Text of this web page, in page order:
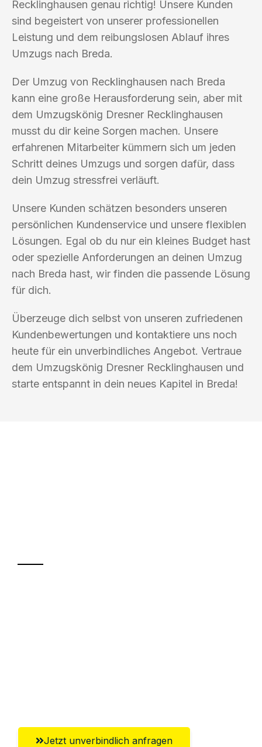
Recklinghausen genau richtig! Unsere Kunden
sind begeistert von unserer professionellen
Leistung und dem reibungslosen Ablauf ihres
Umzugs nach Breda.
Der Umzug von Recklinghausen nach Breda
kann eine große Herausforderung sein, aber mit
dem Umzugskönig Dresner Recklinghausen
musst du dir keine Sorgen machen. Unsere
erfahrenen Mitarbeiter kümmern sich um jeden
Schritt deines Umzugs und sorgen dafür, dass
dein Umzug stressfrei verläuft.
Unsere Kunden schätzen besonders unseren
persönlichen Kundenservice und unsere flexiblen
Lösungen. Egal ob du nur ein kleines Budget hast
oder spezielle Anforderungen an deinen Umzug
nach Breda hast, wir finden die passende Lösung
für dich.
Überzeuge dich selbst von unseren zufriedenen
Kundenbewertungen und kontaktiere uns noch
heute für ein unverbindliches Angebot. Vertraue
dem Umzugskönig Dresner Recklinghausen und
starte entspannt in dein neues Kapitel in Breda!
Jetzt unverbindlich anfragen